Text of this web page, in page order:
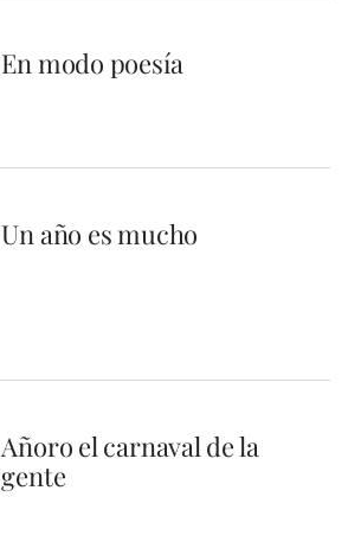
En modo poesía
Un año es mucho
Añoro el carnaval de la
gente